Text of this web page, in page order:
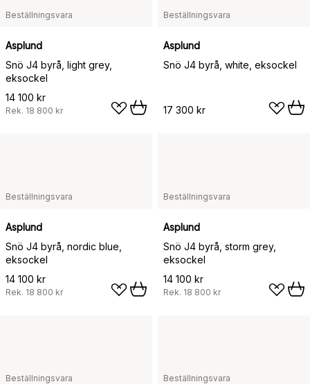
Beställningsvara
Asplund
Snö J4 byrå, light grey,
eksockel
14 100 kr
Rek. 18 800 kr
Beställningsvara
Asplund
Snö J4 byrå, white, eksockel
17 300 kr
Beställningsvara
Asplund
Snö J4 byrå, nordic blue,
eksockel
14 100 kr
Rek. 18 800 kr
Beställningsvara
Asplund
Snö J4 byrå, storm grey,
eksockel
14 100 kr
Rek. 18 800 kr
Beställningsvara Beställningsvara